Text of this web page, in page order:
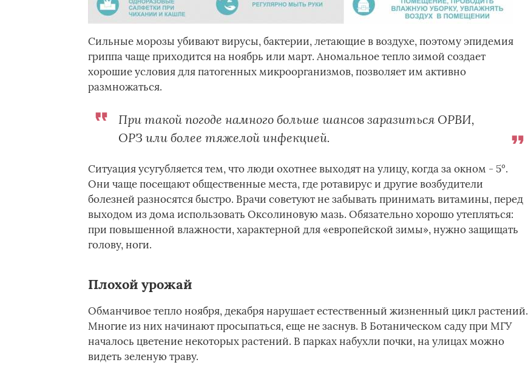
Сильные морозы убивают вирусы, бактерии, летающие в воздухе, поэтому эпидемия
гриппа чаще приходится на ноябрь или март. Аномальное тепло зимой создает
хорошие условия для патогенных микроорганизмов, позволяет им активно
размножаться.
При такой погоде намного больше шансов заразиться ОРВИ,
ОРЗ или более тяжелой инфекцией.
Ситуация усугубляется тем, что люди охотнее выходят на улицу, когда за окном - 5°.
Они чаще посещают общественные места, где ротавирус и другие возбудители
болезней разносятся быстро. Врачи советуют не забывать принимать витамины, перед
выходом из дома использовать Оксолиновую мазь. Обязательно хорошо утепляться:
при повышенной влажности, характерной для «европейской зимы», нужно защищать
голову, ноги.
Плохой урожай
Обманчивое тепло ноября, декабря нарушает естественный жизненный цикл растений.
Многие из них начинают просыпаться, еще не заснув. В Ботаническом саду при МГУ
началось цветение некоторых растений. В парках набухли почки, на улицах можно
видеть зеленую траву.